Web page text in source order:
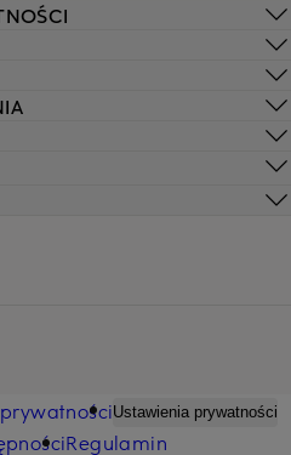
Ustawienia prywatności
Regulamin